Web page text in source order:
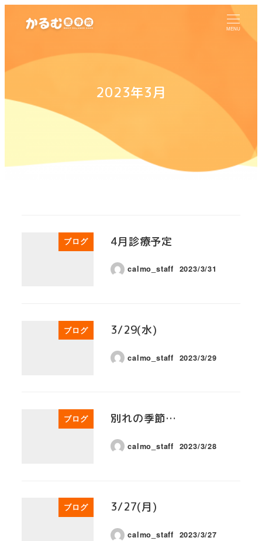
MENU
2023年3月
ブログ 4月診療予定
calmo_staff 2023/3/31
ブログ 3/29(水)
calmo_staff 2023/3/29
ブログ 別れの季節…
calmo_staff 2023/3/28
ブログ 3/27(月)
calmo_staff 2023/3/27